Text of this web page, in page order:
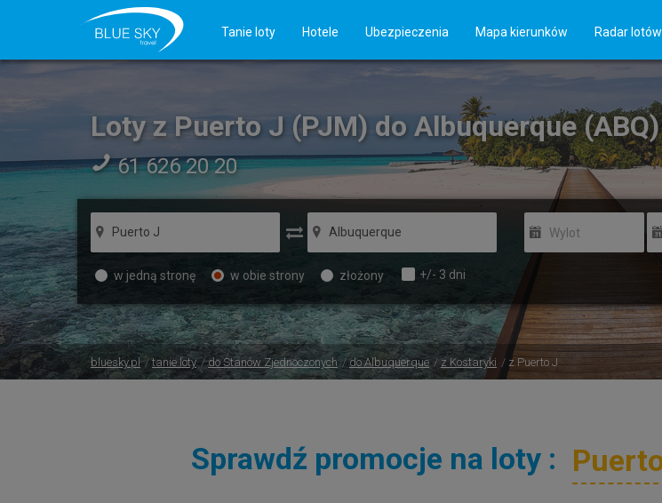
Tanie loty Hotele Ubezpieczenia Mapa kierunków Radar lotów
Loty z Puerto J (PJM) do Albuquerque (ABQ)
61 626 20 20
Wylot
w jedną stronę w obie strony złożony +/- 3 dni
bluesky.pl tanie loty do Stanów Zjednoczonych do Albuquerque z Kostaryki z Puerto J
Sprawdź promocje na loty :